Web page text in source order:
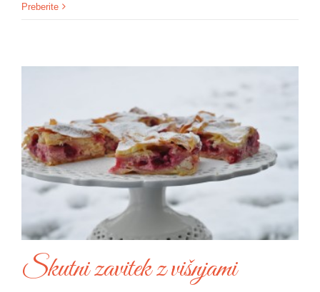
Preberite
Skutni zavitek z višnjami